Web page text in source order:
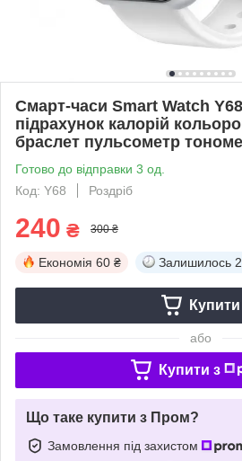
Смарт-часи Smart Watch
підрахунок калорій
браслет пульсометр
Готово до відправки 3 од.
Код: Y68
Роздріб
240 ₴ 300 ₴
Економія 60 ₴ Залишилось
Купити
або
Купити з
Що таке купити з Пром?
Замовлення під захистом